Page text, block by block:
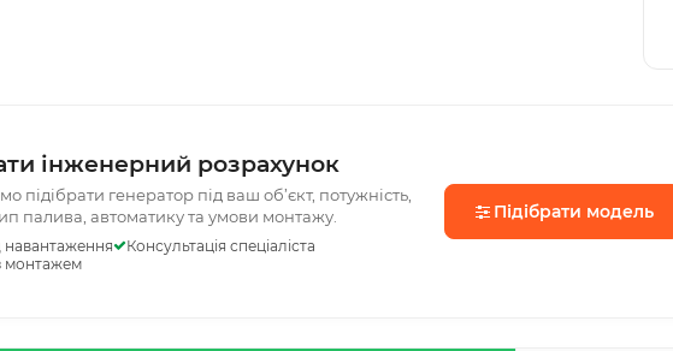
інженерний розрахунок
підібрати генератор під ваш об’єкт, потужність,
палива, автоматику та умови монтажу.
навантаження
Консультація спеціаліста
монтажем
Підібрати модель